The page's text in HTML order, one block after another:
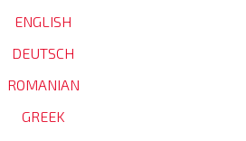
ENGLISH
DEUTSCH
ROMANIAN
GREEK